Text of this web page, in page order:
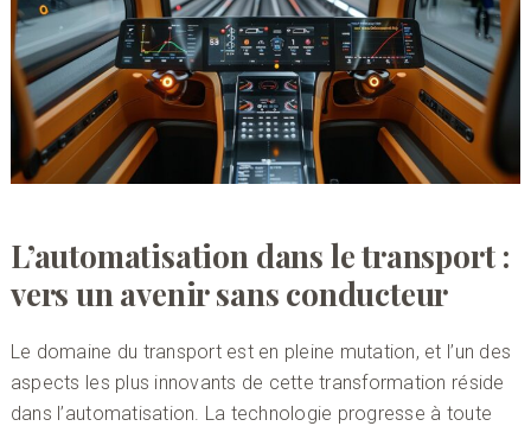
L’automatisation dans le transport :
vers un avenir sans conducteur
Le domaine du transport est en pleine mutation, et l’un des
aspects les plus innovants de cette transformation réside
dans l’automatisation. La technologie progresse à toute